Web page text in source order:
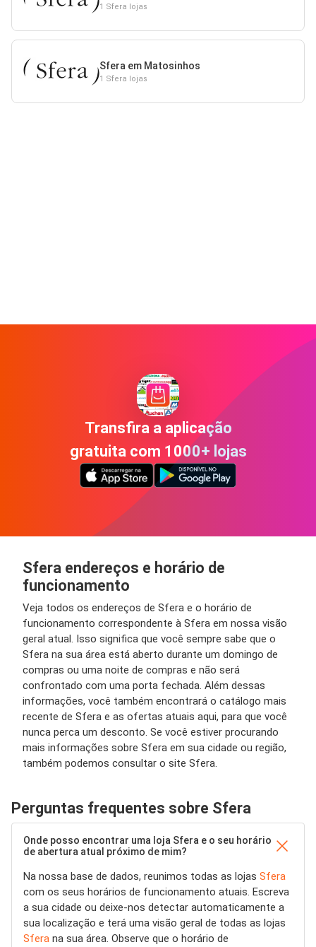
1 Sfera lojas
Sfera em Matosinhos
1 Sfera lojas
Transfira a aplicação
gratuita com 1000+ lojas
Sfera endereços e horário de
funcionamento
Veja todos os endereços de Sfera e o horário de
funcionamento correspondente à Sfera em nossa visão
geral atual. Isso significa que você sempre sabe que o
Sfera na sua área está aberto durante um domingo de
compras ou uma noite de compras e não será
confrontado com uma porta fechada. Além dessas
informações, você também encontrará o catálogo mais
recente de Sfera e as ofertas atuais aqui, para que você
nunca perca um desconto. Se você estiver procurando
mais informações sobre Sfera em sua cidade ou região,
também podemos consultar o site Sfera.
Perguntas frequentes sobre Sfera
Onde posso encontrar uma loja Sfera e o seu horário
de abertura atual próximo de mim?
Na nossa base de dados, reunimos todas as lojas Sfera
com os seus horários de funcionamento atuais. Escreva
a sua cidade ou deixe-nos detectar automaticamente a
sua localização e terá uma visão geral de todas as lojas
Sfera na sua área. Observe que o horário de